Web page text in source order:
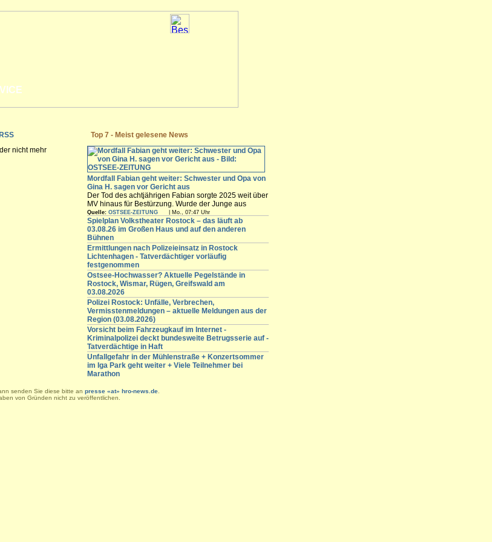
Top 7 - Meist gelesene News
Mordfall Fabian geht weiter: Schwester und Opa von
Gina H. sagen vor Gericht aus
Der Tod des achtjährigen Fabian sorgte 2025 weit über
MV hinaus für Bestürzung. Wurde der Junge aus
Güstrow von der damaligen Ex-Partnerin des Vaters
ermordet? Das versucht ein Gericht zu klären. Nach
einer mehrwöchigen Unterbrechung wird der Prozess
am Donnerstag (6. August) am Landgericht Rostock...
Quelle: OSTSEE-ZEITUNG | Mo., 07:47 Uhr
Spielplan Volkstheater Rostock – das läuft ab
03.08.26 im Großen Haus und auf den anderen
Bühnen
Ermittlungen nach Polizeieinsatz in Rostock
Lichtenhagen - Tatverdächtiger vorläufig
festgenommen
Ostsee-Hochwasser? Aktuelle Pegelstände in
Rostock, Wismar, Rügen, Greifswald am
03.08.2026
Polizei Rostock: Unfälle, Verbrechen,
Vermisstenmeldungen – aktuelle Meldungen aus der
Region (03.08.2026)
Vorsicht beim Fahrzeugkauf im Internet -
Kriminalpolizei deckt bundesweite Betrugsserie auf -
Tatverdächtige in Haft
Unfallgefahr in der Mühlenstraße + Konzertsommer
im Iga Park geht weiter + Viele Teilnehmer bei
Marathon
RSS
nicht mehr
senden Sie diese bitte an presse «at» hro-news.de
von Gründen nicht zu veröffentlichen.